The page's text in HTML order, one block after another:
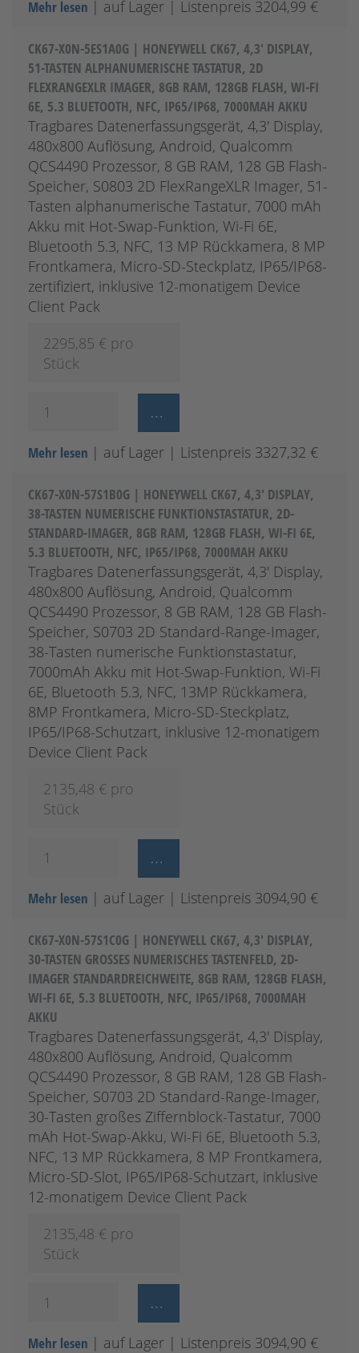
Mehr lesen | auf Lager | Listenpreis 3204,99 €
CK67-X0N-5ES1A0G | HONEYWELL CK67, 4,3' DISPLAY,
51-TASTEN ALPHANUMERISCHE TASTATUR, 2D
FLEXRANGEXLR IMAGER, 8GB RAM, 128GB FLASH, WI-FI
6E, 5.3 BLUETOOTH, NFC, IP65/IP68, 7000MAH AKKU
Tragbares Datenerfassungsgerät, 4,3' Display,
480x800 Auflösung, Android, Qualcomm
QCS4490 Prozessor, 8 GB RAM, 128 GB Flash-
Speicher, S0803 2D FlexRangeXLR Imager, 51-
Tasten alphanumerische Tastatur, 7000 mAh
Akku mit Hot-Swap-Funktion, Wi-Fi 6E,
Bluetooth 5.3, NFC, 13 MP Rückkamera, 8 MP
Frontkamera, Micro-SD-Steckplatz, IP65/IP68-
zertifiziert, inklusive 12-monatigem Device
Client Pack
2295,85 € pro
Stück
Mehr lesen | auf Lager | Listenpreis 3327,32 €
CK67-X0N-57S1B0G | HONEYWELL CK67, 4,3' DISPLAY,
38-TASTEN NUMERISCHE FUNKTIONSTASTATUR, 2D-
STANDARD-IMAGER, 8GB RAM, 128GB FLASH, WI-FI 6E,
5.3 BLUETOOTH, NFC, IP65/IP68, 7000MAH AKKU
Tragbares Datenerfassungsgerät, 4,3' Display,
480x800 Auflösung, Android, Qualcomm
QCS4490 Prozessor, 8 GB RAM, 128 GB Flash-
Speicher, S0703 2D Standard-Range-Imager,
38-Tasten numerische Funktionstastatur,
7000mAh Akku mit Hot-Swap-Funktion, Wi-Fi
6E, Bluetooth 5.3, NFC, 13MP Rückkamera,
8MP Frontkamera, Micro-SD-Steckplatz,
IP65/IP68-Schutzart, inklusive 12-monatigem
Device Client Pack
2135,48 € pro
Stück
Mehr lesen | auf Lager | Listenpreis 3094,90 €
CK67-X0N-57S1C0G | HONEYWELL CK67, 4,3' DISPLAY,
30-TASTEN GROSSES NUMERISCHES TASTENFELD, 2D-I
MAGER STANDARDREICHWEITE, 8GB RAM, 128GB FLASH, W
I-FI 6E, 5.3 BLUETOOTH, NFC, IP65/IP68, 7000MAH A
KKU
Tragbares Datenerfassungsgerät, 4,3' Display,
480x800 Auflösung, Android, Qualcomm
QCS4490 Prozessor, 8 GB RAM, 128 GB Flash-
Speicher, S0703 2D Standard-Range-Imager,
30-Tasten großes Ziffernblock-Tastatur, 7000
mAh Hot-Swap-Akku, Wi-Fi 6E, Bluetooth 5.3,
NFC, 13 MP Rückkamera, 8 MP Frontkamera,
Micro-SD-Slot, IP65/IP68-Schutzart, inklusive
12-monatigem Device Client Pack
2135,48 € pro
Stück
Mehr lesen | auf Lager | Listenpreis 3094,90 €